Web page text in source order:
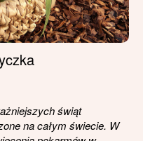
świąt
na całym świecie. W